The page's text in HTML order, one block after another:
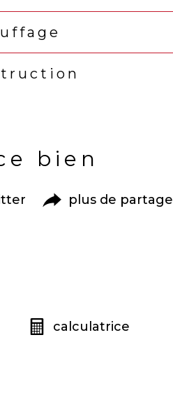
bien
plus de partage
calculatrice